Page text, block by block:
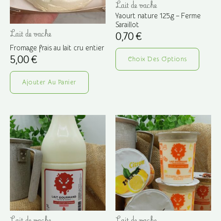
produit
Lait de vache
Fromage frais au lait cru entier
5,00€
Ajouter Au Panier
Lait de vache
Yaourt nature 125g – Ferme
Saraillot
0,70€
Choix Des Options
Ce
Les
être
sur
la
page